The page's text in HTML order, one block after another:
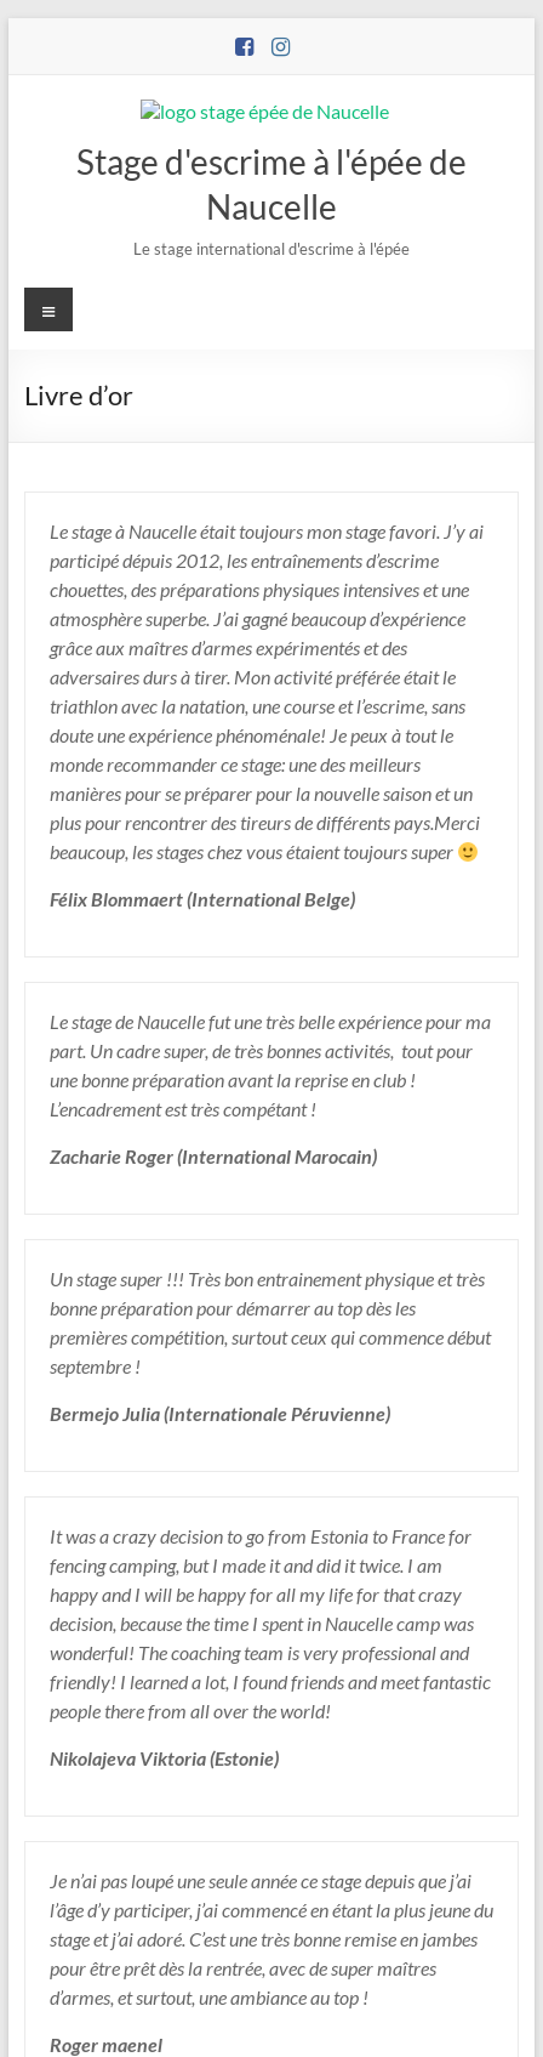
Stage d'escrime à l'épée de
Naucelle
Le stage international d'escrime à l'épée
Livre d’or
Le stage à Naucelle était toujours mon stage favori. J’y ai
participé dépuis 2012, les entraînements d’escrime
chouettes, des préparations physiques intensives et une
atmosphère superbe. J’ai gagné beaucoup d’expérience
grâce aux maîtres d’armes expérimentés et des
adversaires durs à tirer. Mon activité préférée était le
triathlon avec la natation, une course et l’escrime, sans
doute une expérience phénoménale! Je peux à tout le
monde recommander ce stage: une des meilleurs
manières pour se préparer pour la nouvelle saison et un
plus pour rencontrer des tireurs de différents pays.Merci
beaucoup, les stages chez vous étaient toujours super
Félix Blommaert (International Belge)
Le stage de Naucelle fut une très belle expérience pour ma
part. Un cadre super, de très bonnes activités, tout pour
une bonne préparation avant la reprise en club !
L’encadrement est très compétant !
Zacharie Roger (International Marocain)
Un stage super !!! Très bon entrainement physique et très
bonne préparation pour démarrer au top dès les
premières compétition, surtout ceux qui commence début
septembre !
Bermejo Julia (Internationale Péruvienne)
It was a crazy decision to go from Estonia to France for
fencing camping, but I made it and did it twice. I am
happy and I will be happy for all my life for that crazy
decision, because the time I spent in Naucelle camp was
wonderful! The coaching team is very professional and
friendly! I learned a lot, I found friends and meet fantastic
people there from all over the world!
Nikolajeva Viktoria (Estonie)
Je n’ai pas loupé une seule année ce stage depuis que j’ai
l’âge d’y participer, j’ai commencé en étant la plus jeune du
stage et j’ai adoré. C’est une très bonne remise en jambes
pour être prêt dès la rentrée, avec de super maîtres
d’armes, et surtout, une ambiance au top !
Roger maenel